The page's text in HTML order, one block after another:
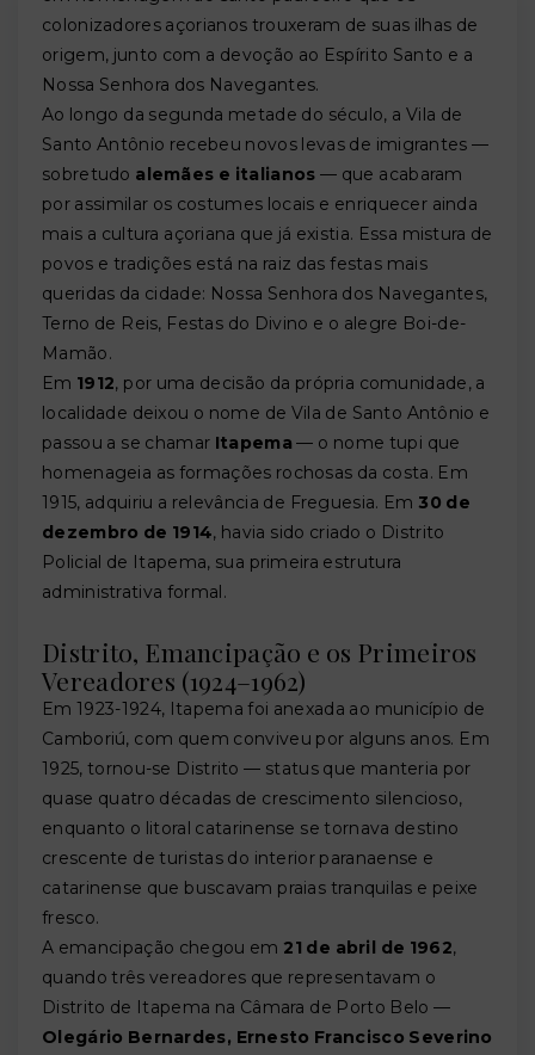
colonizadores açorianos trouxeram de suas ilhas de
origem, junto com a devoção ao Espírito Santo e a
Nossa Senhora dos Navegantes.
Ao longo da segunda metade do século, a Vila de
Santo Antônio recebeu novos levas de imigrantes —
sobretudo alemães e italianos — que acabaram
por assimilar os costumes locais e enriquecer ainda
mais a cultura açoriana que já existia. Essa mistura de
povos e tradições está na raiz das festas mais
queridas da cidade: Nossa Senhora dos Navegantes,
Terno de Reis, Festas do Divino e o alegre Boi-de-
Mamão.
Em 1912, por uma decisão da própria comunidade, a
localidade deixou o nome de Vila de Santo Antônio e
passou a se chamar Itapema — o nome tupi que
homenageia as formações rochosas da costa. Em
1915, adquiriu a relevância de Freguesia. Em 30 de
dezembro de 1914, havia sido criado o Distrito
Policial de Itapema, sua primeira estrutura
administrativa formal.
Distrito, Emancipação e os Primeiros
Vereadores (1924–1962)
Em 1923-1924, Itapema foi anexada ao município de
Camboriú, com quem conviveu por alguns anos. Em
1925, tornou-se Distrito — status que manteria por
quase quatro décadas de crescimento silencioso,
enquanto o litoral catarinense se tornava destino
crescente de turistas do interior paranaense e
catarinense que buscavam praias tranquilas e peixe
fresco.
A emancipação chegou em 21 de abril de 1962,
quando três vereadores que representavam o
Distrito de Itapema na Câmara de Porto Belo —
Olegário Bernardes, Ernesto Francisco Severino